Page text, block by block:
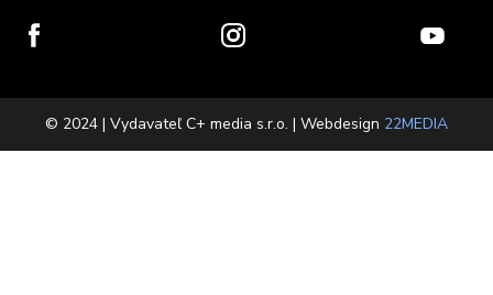
© 2024 | Vydavateľ C+ media s.r.o. | Webdesign 22MEDIA